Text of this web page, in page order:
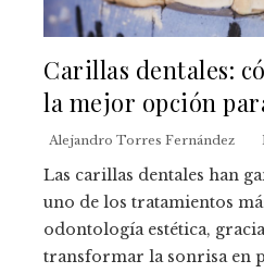
Carillas dentales:
la mejor opción
Alejandro Torres Fernández
Las carillas dentales han
uno de los tratamientos
odontología estética,
transformar la sonrisa en